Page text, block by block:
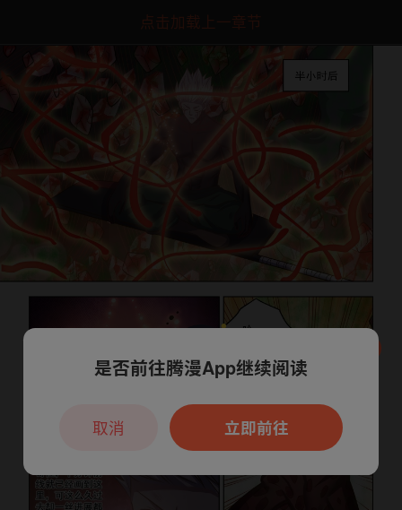
点击加载上一章节
本章节仅支持App阅读，可打开App新用
户7天免费看
是否前往腾漫App继续阅读
立即前往
取消